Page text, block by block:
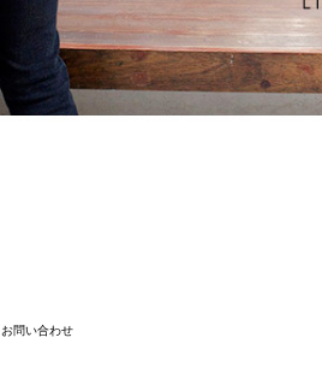
お問い合わせ